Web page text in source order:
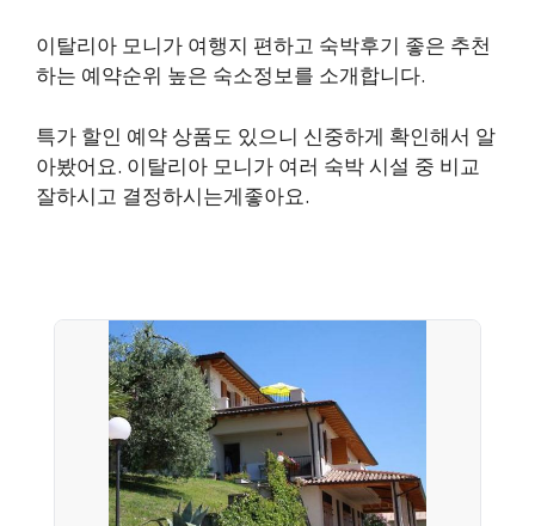
이탈리아 모니가 여행지 편하고 숙박후기 좋은 추천
하는 예약순위 높은 숙소정보를 소개합니다.
특가 할인 예약 상품도 있으니 신중하게 확인해서 알
아봤어요. 이탈리아 모니가 여러 숙박 시설 중 비교
잘하시고 결정하시는게좋아요.